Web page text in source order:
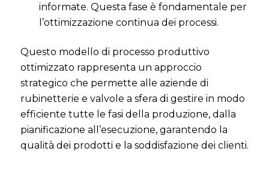
informate. Questa fase è fondamentale per
l’ottimizzazione continua dei processi.
Questo modello di processo produttivo
ottimizzato rappresenta un approccio
strategico che permette alle aziende di
rubinetterie e valvole a sfera di gestire in modo
efficiente tutte le fasi della produzione, dalla
pianificazione all’esecuzione, garantendo la
qualità dei prodotti e la soddisfazione dei clienti.